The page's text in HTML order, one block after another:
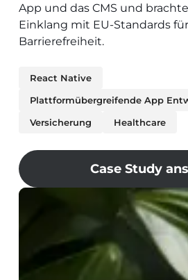
App und das CMS und
Einklang mit EU-Standards
Barrierefreiheit.
Case Study
React Native
Plattformübergreifende App
Versicherung Healthcare